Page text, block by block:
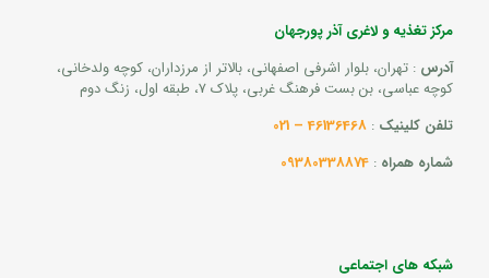
مرکز تغذیه و لاغری آذر پورجهان
آدرس : تهران، بلوار اشرفی اصفهانی، بالاتر از مرزداران، کوچه ولدخانی،
کوچه عباسی، بن بست فرهنگ غربی، پلاک 7، طبقه اول، زنگ دوم
تلفن کلینیک :
46136468 – 021
شماره همراه :
09380338874
شبکه های اجتماعی